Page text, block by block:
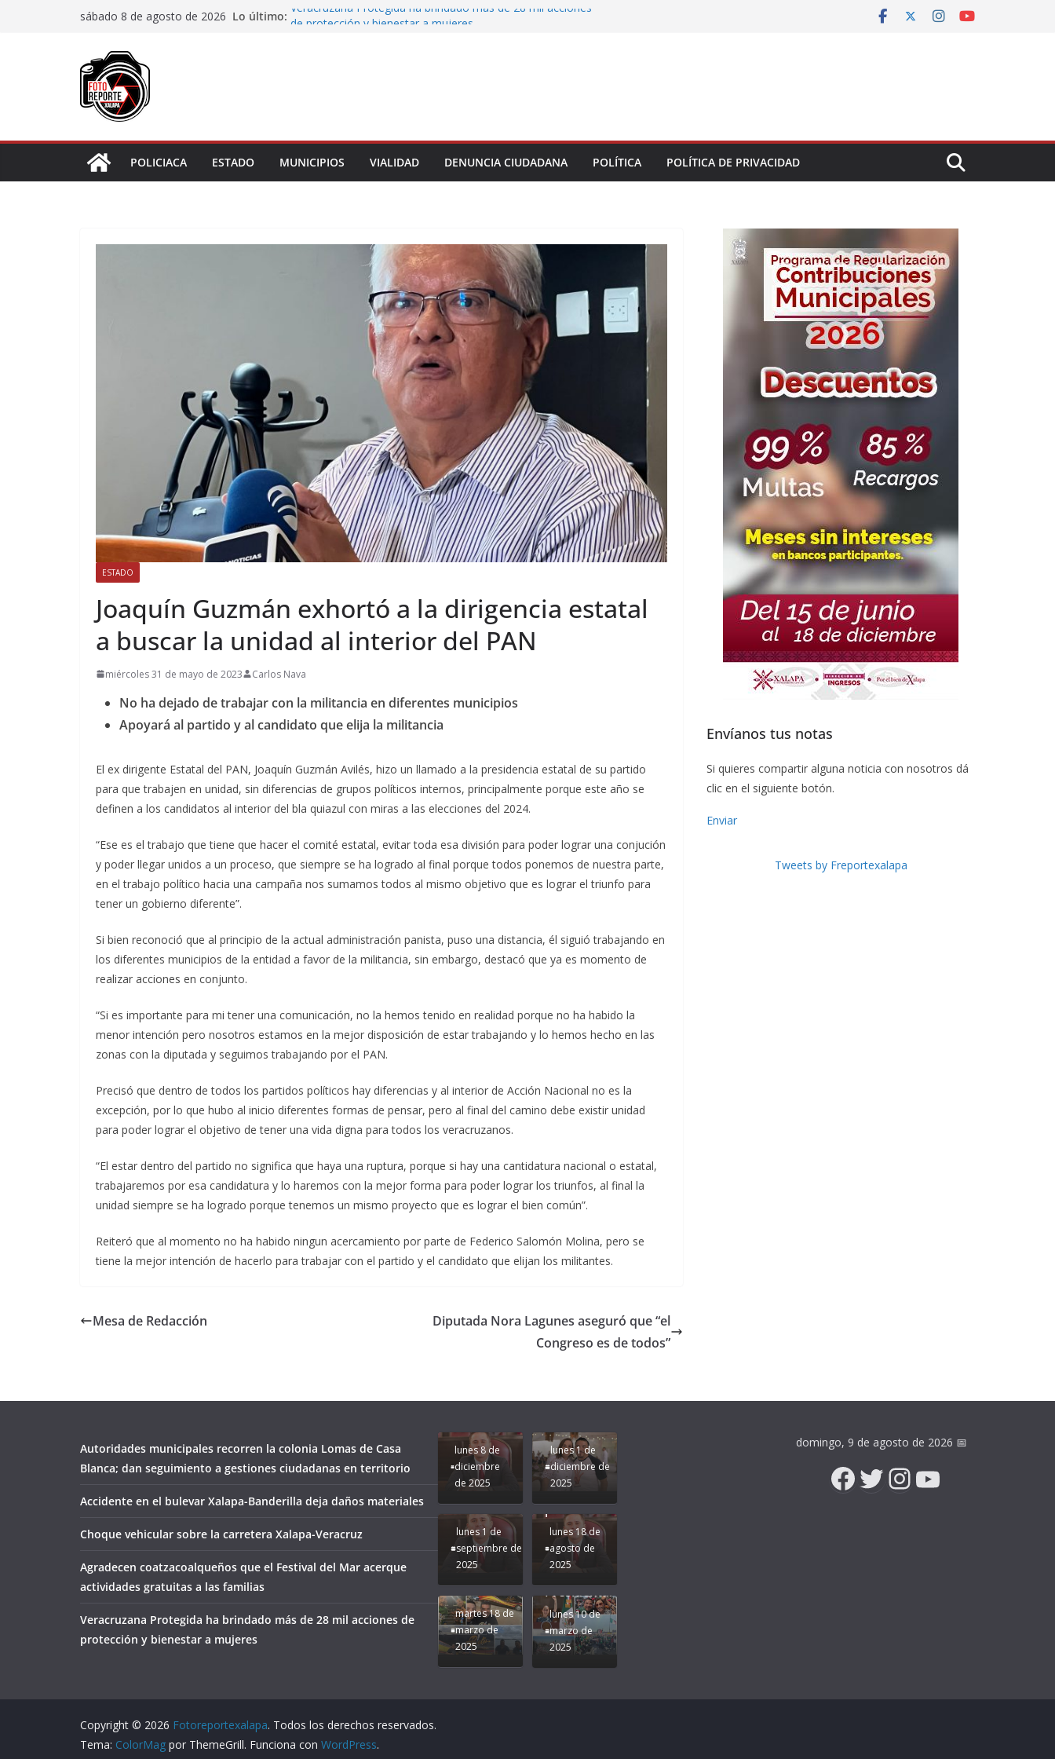
sábado 8 de agosto de 2026 Lo último: Veracruzana Protegida ha brindado más de 28 mil acciones
actividades gratuitas a las familias
POLICIACA
ESTADO MUNICIPIOS VIALIDAD DENUNCIA CIUDADANA POLÍTICA POLÍTICA DE PRIVACIDAD
ESTADO
Joaquín Guzmán exhortó a la dirigencia estatal
a buscar la unidad al interior del PAN
miércoles 31 de mayo de 2023 Carlos Nava
No ha dejado de trabajar con la militancia en diferentes municipios
Apoyará al partido y al candidato que elija la militancia
El ex dirigente Estatal del PAN, Joaquín Guzmán Avilés, hizo un llamado a la presidencia estatal de su partido
para que trabajen en unidad, sin diferencias de grupos políticos internos, principalmente porque este año se
definen a los candidatos al interior del bla quiazul con miras a las elecciones del 2024.
“Ese es el trabajo que tiene que hacer el comité estatal, evitar toda esa división para poder lograr una conjución
y poder llegar unidos a un proceso, que siempre se ha logrado al final porque todos ponemos de nuestra parte,
en el trabajo político hacia una campaña nos sumamos todos al mismo objetivo que es lograr el triunfo para
tener un gobierno diferente”.
Si bien reconoció que al principio de la actual administración panista, puso una distancia, él siguió trabajando en
los diferentes municipios de la entidad a favor de la militancia, sin embargo, destacó que ya es momento de
realizar acciones en conjunto.
“Si es importante para mi tener una comunicación, no la hemos tenido en realidad porque no ha habido la
menor intención pero nosotros estamos en la mejor disposición de estar trabajando y lo hemos hecho en las
zonas con la diputada y seguimos trabajando por el PAN.
Precisó que dentro de todos los partidos políticos hay diferencias y al interior de Acción Nacional no es la
excepción, por lo que hubo al inicio diferentes formas de pensar, pero al final del camino debe existir unidad
para poder lograr el objetivo de tener una vida digna para todos los veracruzanos.
“El estar dentro del partido no significa que haya una ruptura, porque si hay una cantidatura nacional o estatal,
trabajaremos por esa candidatura y lo haremos con la mejor forma para poder lograr los triunfos, al final la
unidad siempre se ha logrado porque tenemos un mismo proyecto que es lograr el bien común”.
Reiteró que al momento no ha habido ningun acercamiento por parte de Federico Salomón Molina, pero se
tiene la mejor intención de hacerlo para trabajar con el partido y el candidato que elijan los militantes.
Mesa de Redacción
Diputada Nora Lagunes aseguró que “el
Congreso es de todos”
Envíanos tus notas
Si quieres compartir alguna noticia con nosotros dá
clic en el siguiente botón.
Enviar
Tweets by Freportexalapa
Autoridades municipales recorren la colonia Lomas de Casa
Blanca; dan seguimiento a gestiones ciudadanas en territorio
Accidente en el bulevar Xalapa-Banderilla deja daños materiales
Choque vehicular sobre la carretera Xalapa-Veracruz
Agradecen coatzacoalqueños que el Festival del Mar acerque
actividades gratuitas a las familias
Veracruzana Protegida ha brindado más de 28 mil acciones de
protección y bienestar a mujeres
lunes 8 de
diciembre
de 2025
lunes 1 de
diciembre de
2025
Apoyo y
Seguimos la
Ruta que
Marca
Nuestra
Rocío Nahle.
lunes 1 de
septiembre de
2025
Pongamos
de moda;
San
Andrés
Tuxtla
presente.
lunes 18 de
agosto de
2025
Difamación
martes 18 de
marzo de
2025
Presidenta!
lunes 10 de
marzo de
2025
domingo, 9 de agosto de 2026 📅
Facebook
Twitter
Instagram
YouTube
Copyright © 2026 Fotoreportexalapa. Todos los derechos reservados.
Tema: ColorMag por ThemeGrill. Funciona con WordPress.